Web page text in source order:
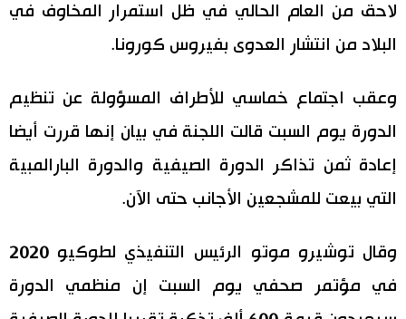
تجارب وآراء
مجتمع
موسوعة اليابان
لاحق من العام الحالي في ظل استمرار المخاوف في
البلاد من انتشار العدوى بفيروس كورونا.
وعقب اجتماع خماسي للأطراف المسؤولة عن تنظيم
الدورة يوم السبت قالت اللجنة في بيان إنها قررت أيضا
إعادة ثمن تذاكر الدورة الصيفية والدورة البارالمبية
التي بيعت للمشجعين الأجانب حتى الآن.
وقال توشيرو موتو الرئيس التنفيذي لطوكيو 2020
في مؤتمر صحفي يوم السبت إن منظمي الدورة